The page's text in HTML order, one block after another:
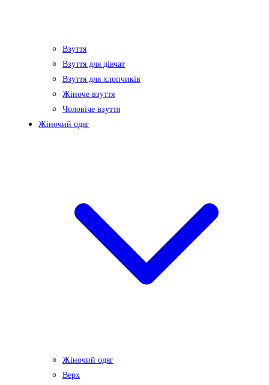
Взуття
Взуття для дівчат
Взуття для хлопчиків
Жіноче взуття
Чоловіче взуття
Жіночий одяг
Жіночий одяг
Верх